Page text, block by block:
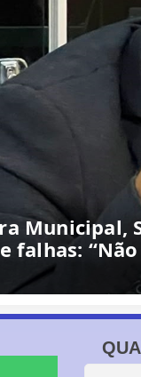
Municipal,
falhas: